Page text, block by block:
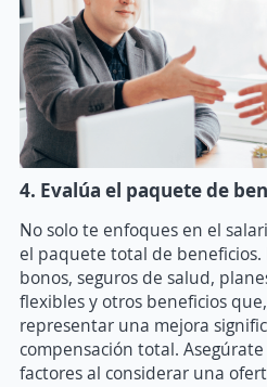
4. Evalúa el paquete de
No solo te enfoques en el
el paquete total de
bonos, seguros de salud,
flexibles y otros beneficios
representar una mejora
compensación total.
factores al considerar una